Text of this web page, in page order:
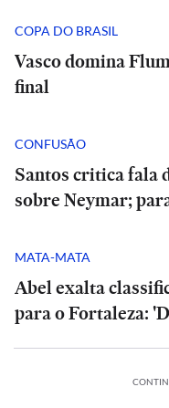
COPA DO BRASIL
Vasco domina
final
CONFUSÃO
Santos critica fala
sobre Neymar;
MATA-MATA
Abel exalta
para o Fortaleza: